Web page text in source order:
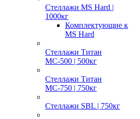
Стеллажи MS Hard |
1000кг
Комплектующие к
MS Hard
Стеллажи Титан
МС-500 | 500кг
Стеллажи Титан
МС-750 | 750кг
Стеллажи SBL | 750кг